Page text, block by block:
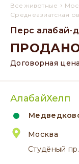
Все животные ›
Среднеазиатская
Перс алабай-
Договорная цена
АлабайХелп
Москва
Студёный пр.